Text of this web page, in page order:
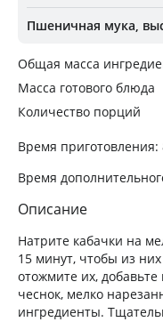
Пшеничная мука,
Общая масса
Масса готового блюда
Количество порций
Время приготовления:
Время
Описание
Натрите кабачки на
15 минут, чтобы из
отожмите их,
чеснок, мелко
ингредиенты.